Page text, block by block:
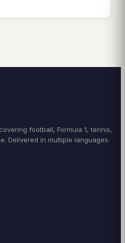
football, Formula 1, tennis,
Delivered in multiple languages.